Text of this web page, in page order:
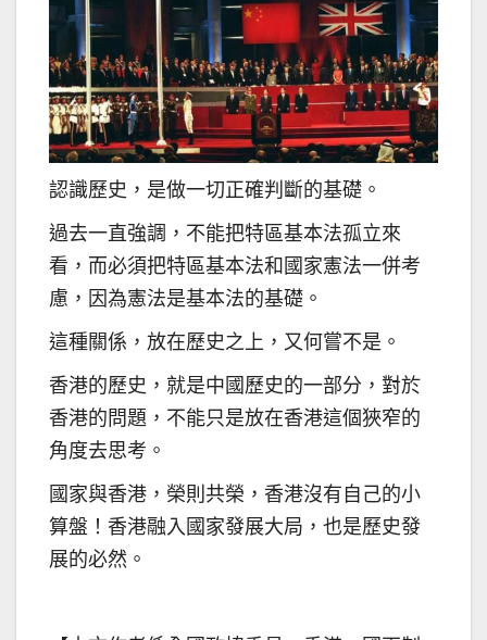
認識歷史，是做一切正確判斷的基礎。
過去一直強調，不能把特區基本法孤立來
看，而必須把特區基本法和國家憲法一併考
慮，因為憲法是基本法的基礎。
這種關係，放在歷史之上，又何嘗不是。
香港的歷史，就是中國歷史的一部分，對於
香港的問題，不能只是放在香港這個狹窄的
角度去思考。
國家與香港，榮則共榮，香港沒有自己的小
算盤！香港融入國家發展大局，也是歷史發
展的必然。